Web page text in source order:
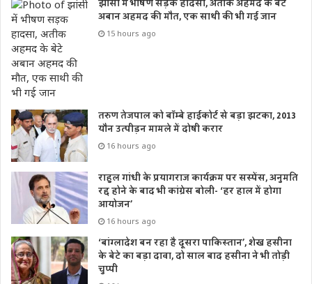
झांसी में भीषण सड़क हादसा, अतीक अहमद के बेटे
अबान अहमद की मौत, एक साथी की भी गई जान
15 hours ago
तरुण तेजपाल को बॉम्बे हाईकोर्ट से बड़ा झटका, 2013
यौन उत्पीड़न मामले में दोषी करार
16 hours ago
राहुल गांधी के प्रयागराज कार्यक्रम पर सस्पेंस, अनुमति
रद्द होने के बाद भी कांग्रेस बोली- ‘हर हाल में होगा
आयोजन’
16 hours ago
‘बांग्लादेश बन रहा है दूसरा पाकिस्तान’, शेख हसीना
के बेटे का बड़ा दावा, दो साल बाद हसीना ने भी तोड़ी
चुप्पी